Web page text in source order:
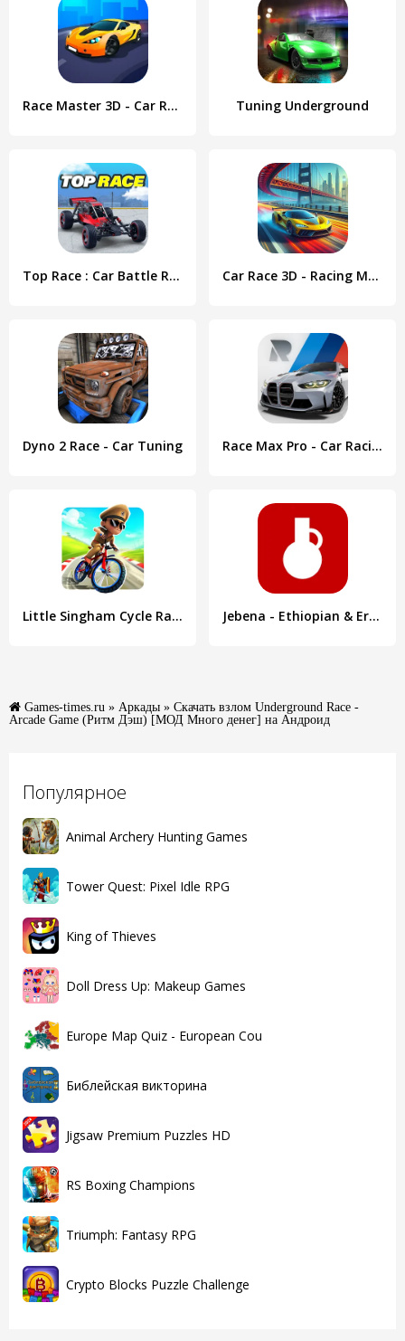
Популярное
Animal Archery Hunting Games
Tower Quest: Pixel Idle RPG
King of Thieves
Doll Dress Up: Makeup Games
Europe Map Quiz - European Cou
Библейская викторина
Jigsaw Premium Puzzles HD
RS Boxing Champions
Triumph: Fantasy RPG
Crypto Blocks Puzzle Challenge
Race Master 3D - Car Racing Tuning Underground
Top Race : Car Battle Racing Car Race 3D - Racing Master
Dyno 2 Race - Car Tuning Race Max Pro - Car Racing
Little Singham Cycle Race Jebena - Ethiopian & Eritrean
Games-times.ru » Аркады » Скачать взлом Underground Race -
Arcade Game (Ритм Дэш) [МОД Много денег] на Андроид